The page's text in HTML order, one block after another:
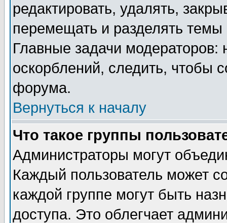
редактировать, удалять,
перемещать и разделять
Главные задачи
оскорблений, следить, чтобы
форума.
Вернуться к началу
Что такое группы
Администраторы могут
Каждый пользователь может
каждой группе могут быть
доступа. Это облегчает